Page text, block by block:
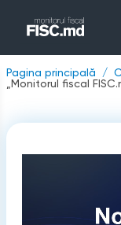
Pagina principală
„Monitorul fiscal